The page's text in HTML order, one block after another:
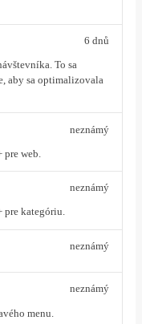
To sa
aby sa optimalizovala
6 dnů
pre web.
neznámý
pre kategóriu.
neznámý
neznámý
menu.
neznámý